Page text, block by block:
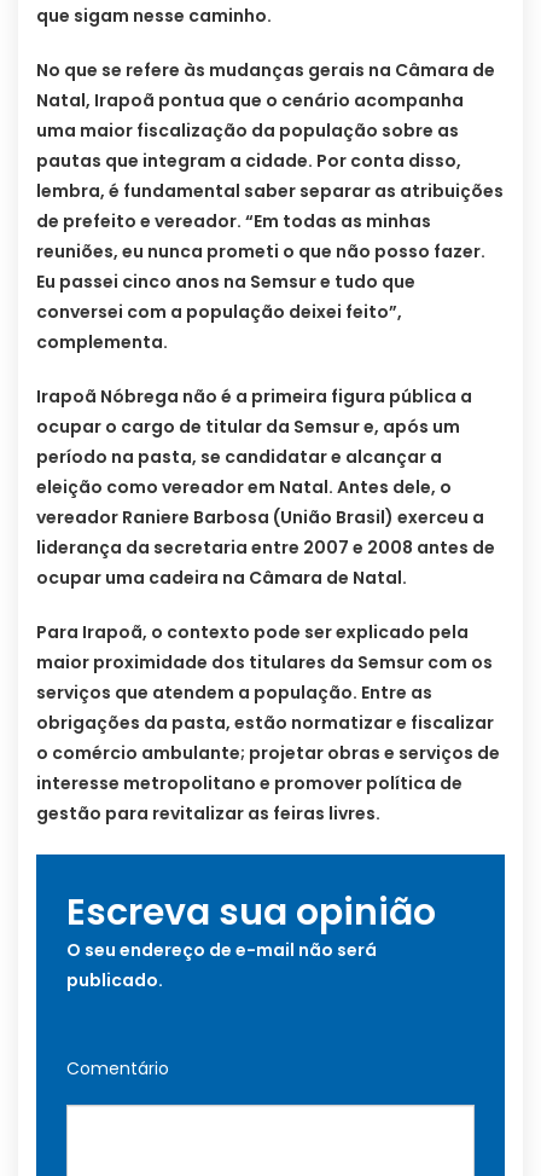
que sigam nesse caminho.
No que se refere às mudanças gerais na Câmara de
Natal, Irapoã pontua que o cenário acompanha
uma maior fiscalização da população sobre as
pautas que integram a cidade. Por conta disso,
lembra, é fundamental saber separar as atribuições
de prefeito e vereador. “Em todas as minhas
reuniões, eu nunca prometi o que não posso fazer.
Eu passei cinco anos na Semsur e tudo que
conversei com a população deixei feito”,
complementa.
Irapoã Nóbrega não é a primeira figura pública a
ocupar o cargo de titular da Semsur e, após um
período na pasta, se candidatar e alcançar a
eleição como vereador em Natal. Antes dele, o
vereador Raniere Barbosa (União Brasil) exerceu a
liderança da secretaria entre 2007 e 2008 antes de
ocupar uma cadeira na Câmara de Natal.
Para Irapoã, o contexto pode ser explicado pela
maior proximidade dos titulares da Semsur com os
serviços que atendem a população. Entre as
obrigações da pasta, estão normatizar e fiscalizar
o comércio ambulante; projetar obras e serviços de
interesse metropolitano e promover política de
gestão para revitalizar as feiras livres.
Escreva sua opinião
O seu endereço de e-mail não será
publicado.
Comentário